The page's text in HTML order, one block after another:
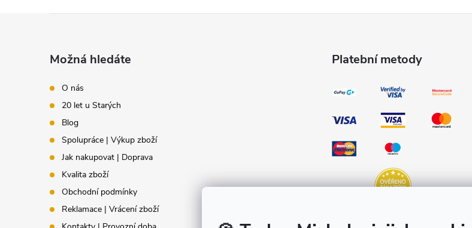
Možná hledáte
O nás
20 let u Starých
Blog
Spolupráce | Výkup zboží
Jak nakupovat | Doprava
Kvalita zboží
Obchodní podmínky
Reklamace | Vrácení zboží
Platební metody